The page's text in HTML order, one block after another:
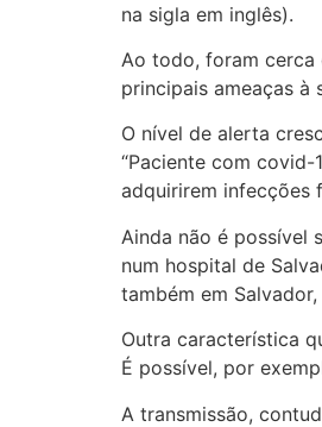
na sigla em inglês).
Ao todo, foram cerca
principais ameaças à
O nível de alerta
“Paciente com
adquirirem infecções
Ainda não é possível
num hospital de
também em
Outra característica
É possível, por
A transmissão,